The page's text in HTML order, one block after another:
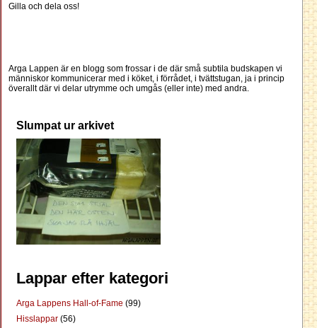
Gilla och dela oss!
Arga Lappen är en blogg som frossar i de där små subtila budskapen vi
människor kommunicerar med i köket, i förrådet, i tvättstugan, ja i princip
överallt där vi delar utrymme och umgås (eller inte) med andra.
Slumpat ur arkivet
Lappar efter kategori
Arga Lappens Hall-of-Fame (99)
Hisslappar (56)